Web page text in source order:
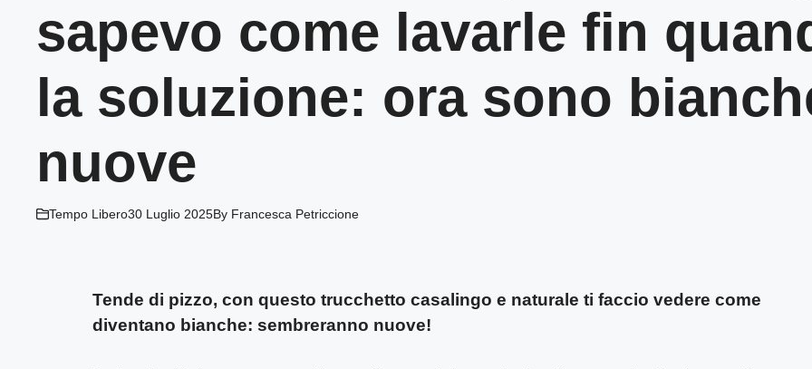
sapevo come lavarle fin
la soluzione: ora sono
nuove
Tempo Libero30 Luglio 2025By Francesca Petriccione
Tende di pizzo, con questo trucchetto casalingo e naturale ti faccio vedere come
diventano bianche: sembreranno nuove!